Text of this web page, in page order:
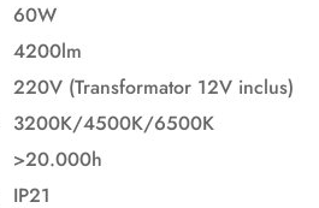
60W
4200lm
220V (Transformator 12V inclus)
3200K/4500K/6500K
>20.000h
IP21